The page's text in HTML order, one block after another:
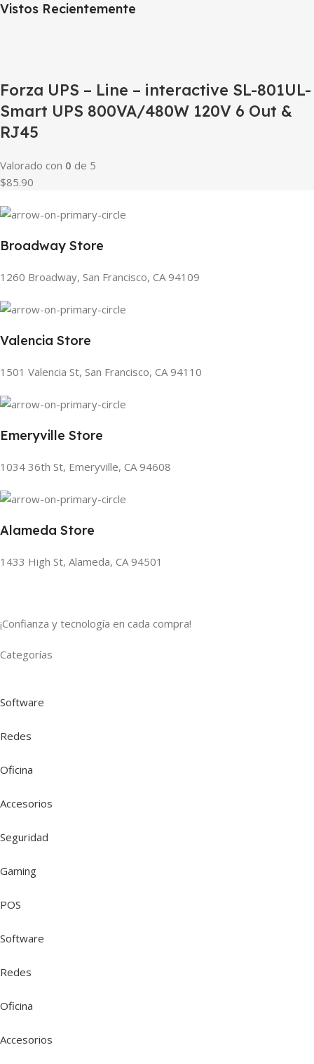
Vistos Recientemente
Forza UPS – Line – interactive SL-801UL-
Smart UPS 800VA/480W 120V 6 Out &
RJ45
Valorado con 0 de 5
$85.90
Broadway Store
1260 Broadway, San Francisco, CA 94109
Valencia Store
1501 Valencia St, San Francisco, CA 94110
Emeryville Store
1034 36th St, Emeryville, CA 94608
Alameda Store
1433 High St, Alameda, CA 94501
¡Confianza y tecnología en cada compra!
Categorías
Software
Redes
Oficina
Accesorios
Seguridad
Gaming
POS
Software
Redes
Oficina
Accesorios